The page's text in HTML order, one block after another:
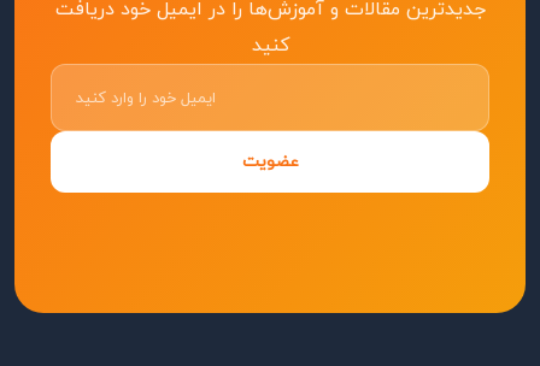
جدیدترین مقالات و آموزش‌ها را در ایمیل خود دریافت
کنید
عضویت